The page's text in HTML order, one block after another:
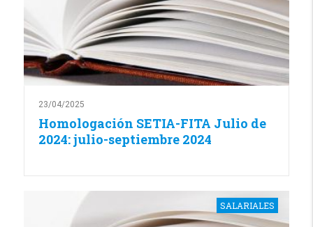
23/04/2025
Homologación SETIA-FITA Julio de
2024: julio-septiembre 2024
SALARIALES